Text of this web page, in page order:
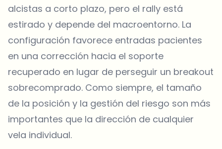
alcistas a corto plazo, pero el rally está
estirado y depende del macroentorno. La
configuración favorece entradas pacientes
en una corrección hacia el soporte
recuperado en lugar de perseguir un breakout
sobrecomprado. Como siempre, el tamaño
de la posición y la gestión del riesgo son más
importantes que la dirección de cualquier
vela individual.